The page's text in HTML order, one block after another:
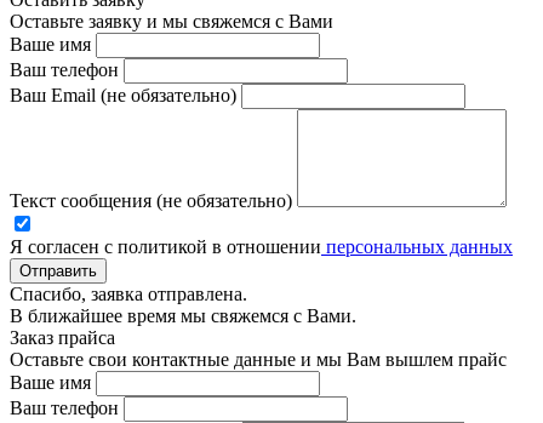
Оставьте заявку и мы свяжемся с Вами
Ваше имя
Ваш телефон
Ваш Email (не обязательно)
Текст сообщения (не обязательно)
Я согласен с политикой в отношении персональных данных
Отправить
Спасибо, заявка отправлена.
В ближайшее время мы свяжемся с Вами.
Заказ прайса
Оставьте свои контактные данные и мы Вам вышлем прайс
Ваше имя
Ваш телефон